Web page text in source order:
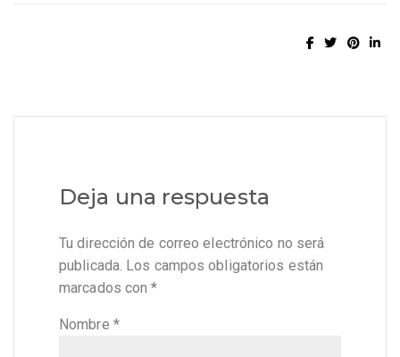
Deja una respuesta
Tu dirección de correo electrónico no será
publicada. Los campos obligatorios están
marcados con*
Nombre *